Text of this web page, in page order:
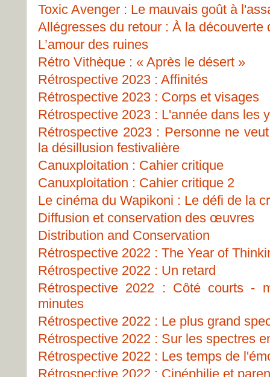
Toxic Avenger : Le mauvais goût à
Allégresses du retour : À la
L’amour des ruines
Rétro Vithèque : « Après le désert »
Rétrospective 2023 : Affinités
Rétrospective 2023 : Corps et visages
Rétrospective 2023 : L'année dans les
Rétrospective 2023 : Personne ne
la désillusion festivalière
Canuxploitation : Cahier critique
Canuxploitation : Cahier critique 2
Le cinéma du Wapikoni : Le défi de la
Diffusion et conservation des œuvres
Distribution and Conservation
Rétrospective 2022 : The Year of
Rétrospective 2022 : Un retard
Rétrospective 2022 : Côté courts -
minutes
Rétrospective 2022 : Le plus grand
Rétrospective 2022 : Sur les spectres
Rétrospective 2022 : Les temps de
Rétrospective 2022 : Cinéphilie et